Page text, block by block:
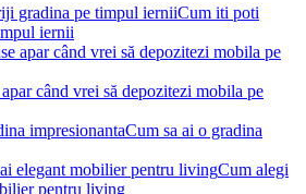
Cum iti poti
iernii
când vrei să depozitezi mobila pe
Cum sa ai o gradina
Cum alegi
pentru living